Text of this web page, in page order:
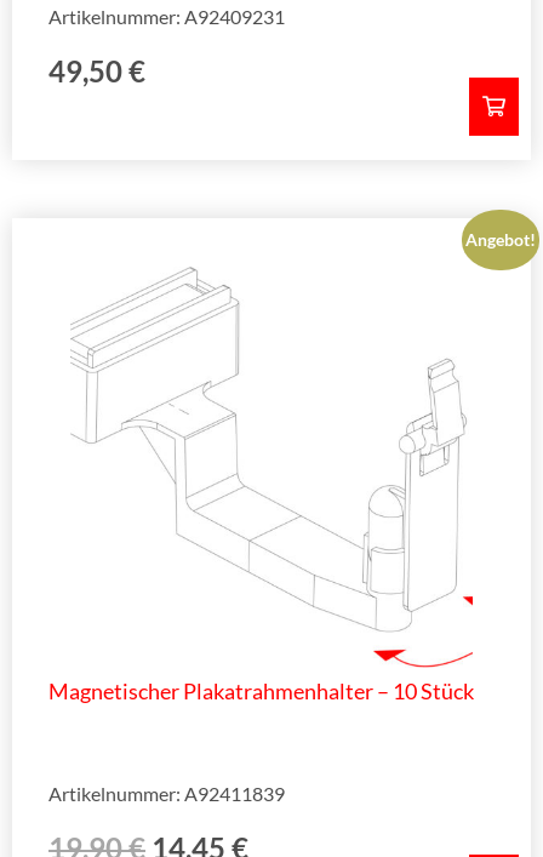
49,50€
Artikelnummer: A92409231
Angebot!
Magnetischer Plakatrahmenhalter – 10 Stück
19,90€ 14,45 €
Artikelnummer: A92411839